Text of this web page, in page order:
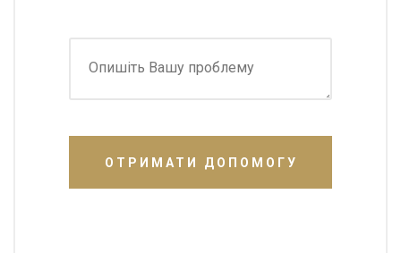
ОТРИМАТИ ДОПОМОГУ